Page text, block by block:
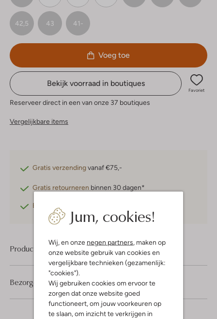
Jum, cookies!
Wij, en onze negen partners, maken op
onze website gebruik van cookies en
vergelijkbare technieken (gezamenlijk:
"cookies").
Wij gebruiken cookies om ervoor te
zorgen dat onze website goed
functioneert, om jouw voorkeuren op
te slaan, om inzicht te verkrijgen in
42,5 43 41-
Voeg toe
Bekijk voorraad in boutiques
Favoriet
Reserveer direct in een van onze 37 boutiques
Vergelijkbare items
Gratis verzendingvanaf €75,-
Gratis retourneren binnen 30 dagen*
Betaal achteraf
Product informatie
Bezorgen & retourneren